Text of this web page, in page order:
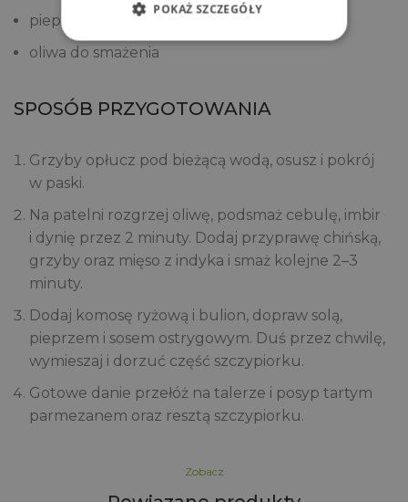
pieprz czarny do smaku
oliwa do smażenia
SPOSÓB PRZYGOTOWANIA
Grzyby opłucz pod bieżącą wodą, osusz i pokrój
w paski.
Na patelni rozgrzej oliwę, podsmaż cebulę, imbir
i dynię przez 2 minuty. Dodaj przyprawę chińską,
grzyby oraz mięso z indyka i smaż kolejne 2–3
minuty.
Dodaj komosę ryżową i bulion, dopraw solą,
pieprzem i sosem ostrygowym. Duś przez chwilę,
wymieszaj i dorzuć część szczypiorku.
Gotowe danie przełóż na talerze i posyp tartym
parmezanem oraz resztą szczypiorku.
Zobacz
POKAŻ SZCZEGÓŁY